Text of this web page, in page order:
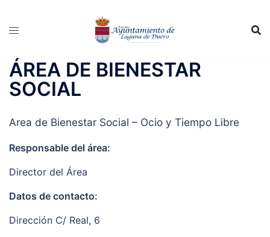
ÁREA DE BIENESTAR
SOCIAL
Area de Bienestar Social – Ocio y Tiempo Libre
Responsable del área:
Director del Área
Datos de contacto:
Dirección C/ Real, 6